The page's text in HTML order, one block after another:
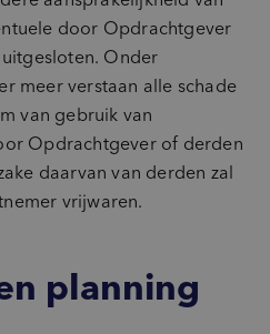
door Opdrachtgever
Onder
meer verstaan alle schade
van gebruik van
Opdrachtgever of derden
daarvan van derden zal
vrijwaren.
planning